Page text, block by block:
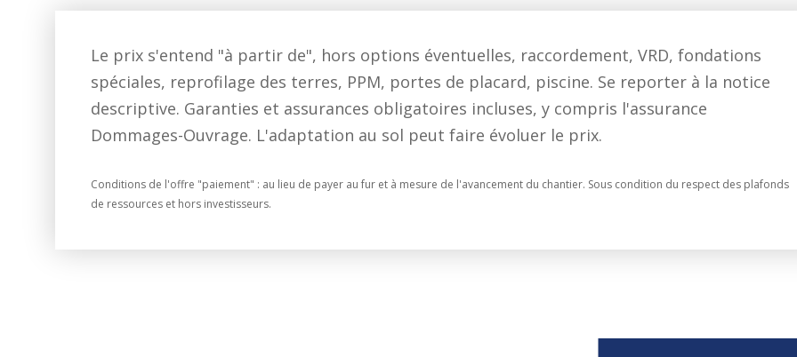
Le prix s'entend "à partir de", hors options éventuelles, raccordement, VRD, fondations
spéciales, reprofilage des terres, PPM, portes de placard, piscine. Se reporter à la notice
descriptive. Garanties et assurances obligatoires incluses, y compris l'assurance
Dommages-Ouvrage. L'adaptation au sol peut faire évoluer le prix.
Conditions de l'offre "paiement" : au lieu de payer au fur et à mesure de l'avancement du chantier. Sous condition du respect des plafonds
de ressources et hors investisseurs.